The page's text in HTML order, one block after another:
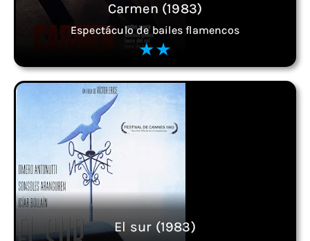
Carmen (1983)
Espectáculo de bailes flamencos
El sur (1983)